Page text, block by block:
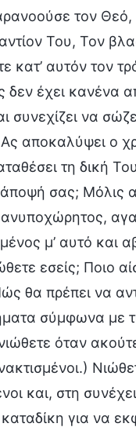
τον Θεό,
Του, Τον
κατ’ αυτόν τον
δεν έχει κανένα
συνεχίζει να
αποκαλύψει ο
τη δική
άποψή σας; Μόλις
ανυποχώρητος,
μ’ αυτό και
εσείς; Ποιο
θα πρέπει να
σύμφωνα με
όταν
και, στη
για να